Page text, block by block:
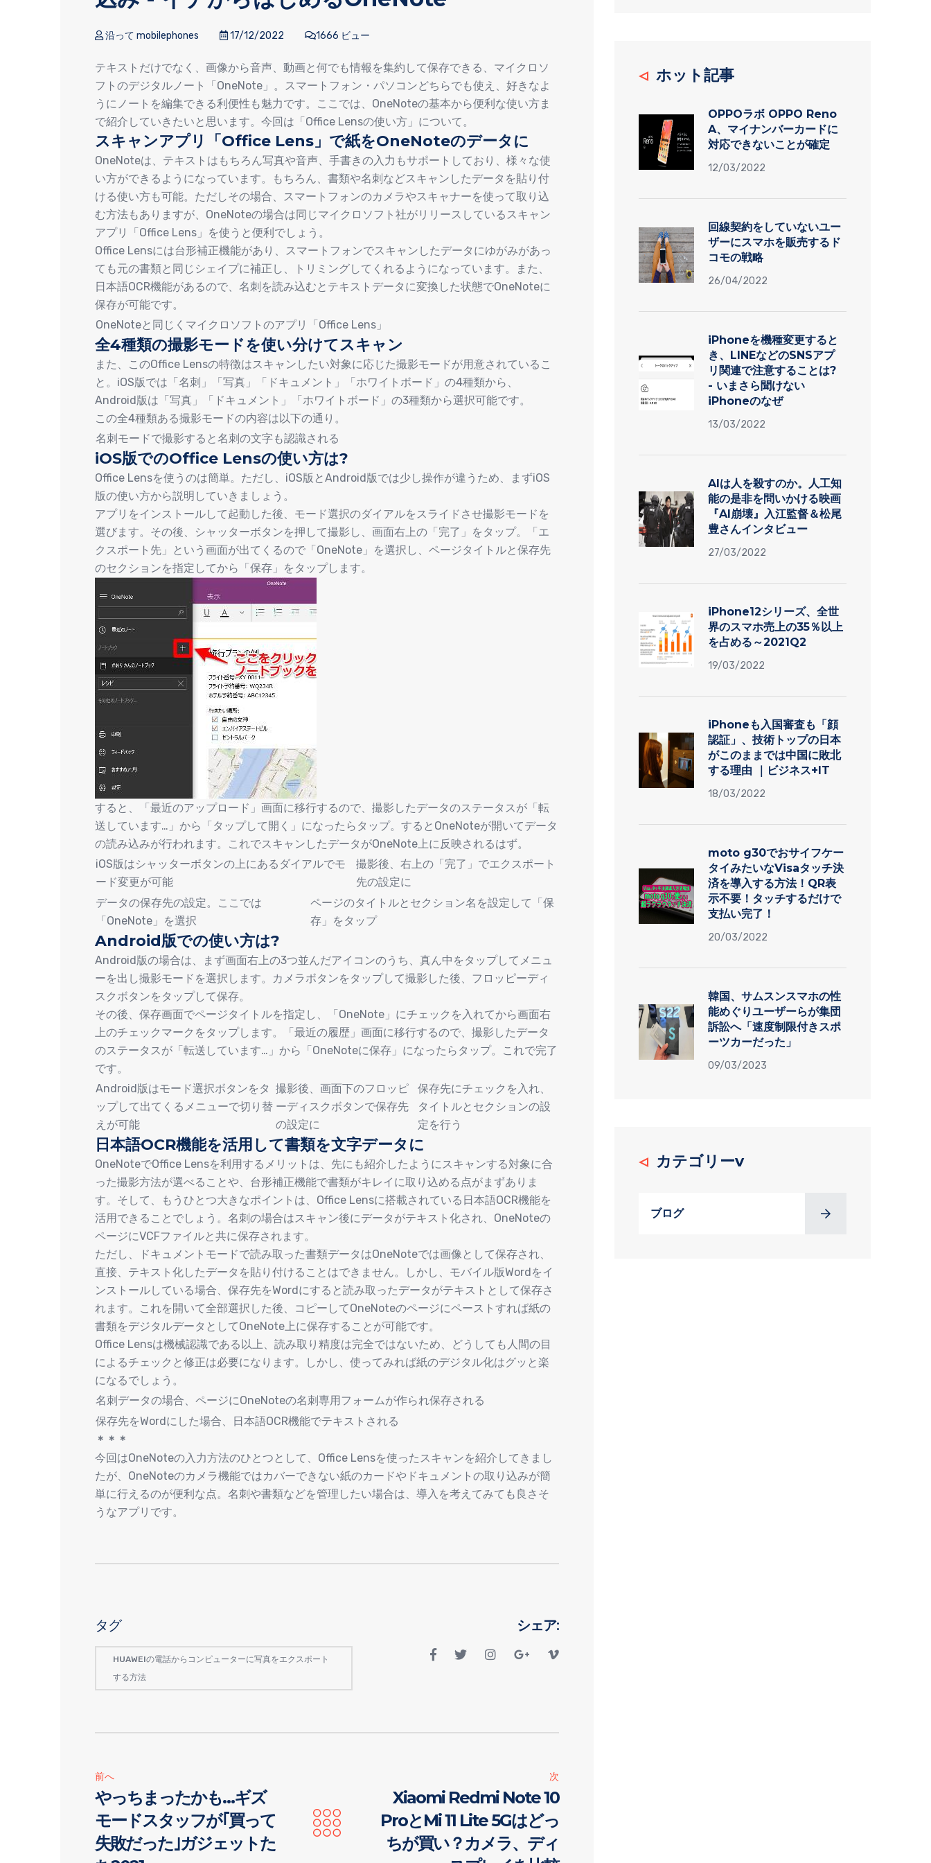
沿って mobilephones 17/12/2022 1666 ビュー
テキストだけでなく、画像から音声、動画と何でも情報を集約して保存できる、マイクロソ
フトのデジタルノート「OneNote」。スマートフォン・パソコンどちらでも使え、好きなよ
うにノートを編集できる利便性も魅力です。ここでは、OneNoteの基本から便利な使い方ま
で紹介していきたいと思います。今回は「Office Lensの使い方」について。
スキャンアプリ「Office Lens」で紙をOneNoteのデータに
OneNoteは、テキストはもちろん写真や音声、手書きの入力もサポートしており、様々な使
い方ができるようになっています。もちろん、書類や名刺などスキャンしたデータを貼り付
ける使い方も可能。ただしその場合、スマートフォンのカメラやスキャナーを使って取り込
む方法もありますが、OneNoteの場合は同じマイクロソフト社がリリースしているスキャン
アプリ「Office Lens」を使うと便利でしょう。
Office Lensには台形補正機能があり、スマートフォンでスキャンしたデータにゆがみがあっ
ても元の書類と同じシェイプに補正し、トリミングしてくれるようになっています。また、
日本語OCR機能があるので、名刺を読み込むとテキストデータに変換した状態でOneNoteに
保存が可能です。
OneNoteと同じくマイクロソフトのアプリ「Office Lens」
全4種類の撮影モードを使い分けてスキャン
また、このOffice Lensの特徴はスキャンしたい対象に応じた撮影モードが用意されているこ
と。iOS版では「名刺」「写真」「ドキュメント」「ホワイトボード」の4種類から、
Android版は「写真」「ドキュメント」「ホワイトボード」の3種類から選択可能です。
この全4種類ある撮影モードの内容は以下の通り。
名刺モードで撮影すると名刺の文字も認識される
iOS版でのOffice Lensの使い方は?
Office Lensを使うのは簡単。ただし、iOS版とAndroid版では少し操作が違うため、まずiOS
版の使い方から説明していきましょう。
アプリをインストールして起動した後、モード選択のダイアルをスライドさせ撮影モードを
選びます。その後、シャッターボタンを押して撮影し、画面右上の「完了」をタップ。「エ
クスポート先」という画面が出てくるので「OneNote」を選択し、ページタイトルと保存先
のセクションを指定してから「保存」をタップします。
すると、「最近のアップロード」画面に移行するので、撮影したデータのステータスが「転
送しています…」から「タップして開く」になったらタップ。するとOneNoteが開いてデータ
の読み込みが行われます。これでスキャンしたデータがOneNote上に反映されるはず。
iOS版はシャッターボタンの上にあるダイアルでモ
ード変更が可能
撮影後、右上の「完了」でエクスポート
先の設定に
データの保存先の設定。ここでは
「OneNote」を選択
ページのタイトルとセクション名を設定して「保
存」をタップ
Android版での使い方は?
Android版の場合は、まず画面右上の3つ並んだアイコンのうち、真ん中をタップしてメニュ
ーを出し撮影モードを選択します。カメラボタンをタップして撮影した後、フロッピーディ
スクボタンをタップして保存。
その後、保存画面でページタイトルを指定し、「OneNote」にチェックを入れてから画面右
上のチェックマークをタップします。「最近の履歴」画面に移行するので、撮影したデータ
のステータスが「転送しています…」から「OneNoteに保存」になったらタップ。これで完了
です。
Android版はモード選択ボタンをタ
ップして出てくるメニューで切り替
えが可能
撮影後、画面下のフロッピ
ーディスクボタンで保存先
の設定に
保存先にチェックを入れ、
タイトルとセクションの設
定を行う
日本語OCR機能を活用して書類を文字データに
OneNoteでOffice Lensを利用するメリットは、先にも紹介したようにスキャンする対象に合
った撮影方法が選べることや、台形補正機能で書類がキレイに取り込める点がまずありま
す。そして、もうひとつ大きなポイントは、Office Lensに搭載されている日本語OCR機能を
活用できることでしょう。名刺の場合はスキャン後にデータがテキスト化され、OneNoteの
ページにVCFファイルと共に保存されます。
ただし、ドキュメントモードで読み取った書類データはOneNoteでは画像として保存され、
直接、テキスト化したデータを貼り付けることはできません。しかし、モバイル版Wordをイ
ンストールしている場合、保存先をWordにすると読み取ったデータがテキストとして保存さ
れます。これを開いて全部選択した後、コピーしてOneNoteのページにペーストすれば紙の
書類をデジタルデータとしてOneNote上に保存することが可能です。
Office Lensは機械認識である以上、読み取り精度は完全ではないため、どうしても人間の目
によるチェックと修正は必要になります。しかし、使ってみれば紙のデジタル化はグッと楽
になるでしょう。
名刺データの場合、ページにOneNoteの名刺専用フォームが作られ保存される
保存先をWordにした場合、日本語OCR機能でテキストされる
＊＊＊
今回はOneNoteの入力方法のひとつとして、Office Lensを使ったスキャンを紹介してきまし
たが、OneNoteのカメラ機能ではカバーできない紙のカードやドキュメントの取り込みが簡
単に行えるのが便利な点。名刺や書類などを管理したい場合は、導入を考えてみても良さそ
うなアプリです。
タグ
HUAWEIの電話からコンピューターに写真をエクスポート
する方法
シェア:
前へ
やっちまったかも…ギズ
モードスタッフが｢買って
失敗だった｣ガジェットた
次
Xiaomi Redmi Note 10
ProとMi 11 Lite 5Gはどっ
ちが買い？カメラ、ディ
ホット記事
OPPOラボ OPPO Reno
A、マイナンバーカードに
対応できないことが確定
12/03/2022
回線契約をしていないユー
ザーにスマホを販売するド
コモの戦略
26/04/2022
iPhoneを機種変更すると
き、LINEなどのSNSアプ
リ関連で注意することは?
- いまさら聞けない
iPhoneのなぜ
13/03/2022
AIは人を殺すのか。人工知
能の是非を問いかける映画
『AI崩壊』入江監督＆松尾
豊さんインタビュー
27/03/2022
iPhone12シリーズ、全世
界のスマホ売上の35％以上
を占める～2021Q2
19/03/2022
iPhoneも入国審査も「顔
認証」、技術トップの日本
がこのままでは中国に敗北
する理由 ｜ビジネス+IT
18/03/2022
moto g30でおサイフケー
タイみたいなVisaタッチ決
済を導入する方法！QR表
示不要！タッチするだけで
支払い完了！
20/03/2022
韓国、サムスンスマホの性
能めぐりユーザーらが集団
訴訟へ「速度制限付きスポ
ーツカーだった」
09/03/2023
カテゴリーv
ブログ